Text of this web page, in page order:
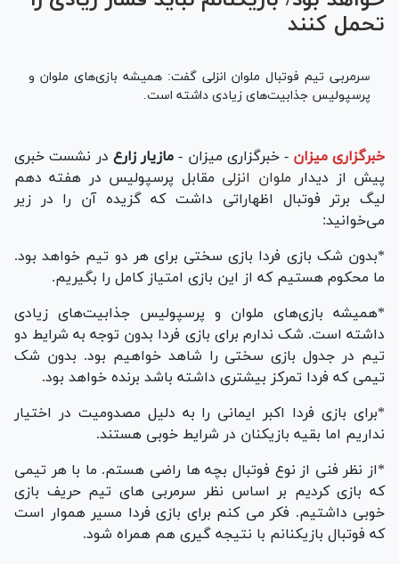
تحمل کنند
سرمربی تیم فوتبال ملوان انزلی گفت: همیشه بازی‌های ملوان و
پرسپولیس جذابیت‌های زیادی داشته است.
خبرگزاری میزان - خبرگزاری میزان - مازیار زارع در نشست خبری
پیش از دیدار ملوان انزلی مقابل پرسپولیس در هفته دهم
لیگ برتر فوتبال اظهاراتی داشت که گزیده آن را در زیر
می‌خوانید:
*بدون شک بازی فردا بازی سختی برای هر دو تیم خواهد بود.
ما محکوم هستیم که از این بازی امتیاز کامل را بگیریم.
*همیشه بازی‌های ملوان و پرسپولیس جذابیت‌های زیادی
داشته است. شک ندارم برای بازی فردا بدون توجه به شرایط دو
تیم در جدول بازی سختی را شاهد خواهیم بود. بدون شک
تیمی که فردا تمرکز بیشتری داشته باشد برنده خواهد بود.
*برای بازی فردا اکبر ایمانی را به دلیل مصدومیت در اختیار
نداریم اما بقیه بازیکنان در شرایط خوبی هستند.
*از نظر فنی از نوع فوتبال بچه ها راضی هستم. ما با هر تیمی
که بازی کردیم بر اساس نظر سرمربی های تیم حریف بازی
خوبی داشتیم. فکر می کنم برای بازی فردا مسیر هموار است
که فوتبال بازیکنانم با نتیجه گیری هم همراه شود.